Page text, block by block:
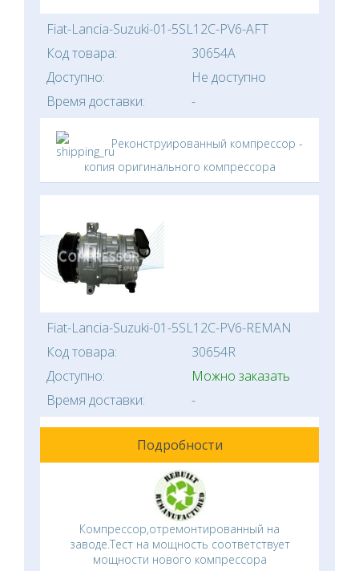
Fiat-Lancia-Suzuki-01-5SL12C-PV6-AFT
Код товара:
30654A
Доступно:
Не доступно
Время доставки:
-
Реконструированный компрессор -
копия оригинального компрессора
Fiat-Lancia-Suzuki-01-5SL12C-PV6-REMAN
Код товара:
30654R
Доступно:
Можно заказать
Время доставки:
-
Подробности
Компрессор,отремонтированный на
заводе.Тест на мощность соответствует
мощности нового компрессора